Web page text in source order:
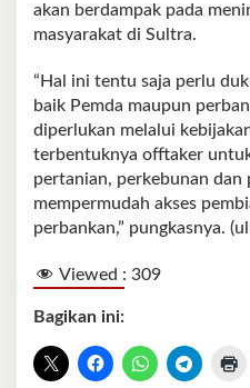
akan berdampak pada
masyarakat di Sultra.
“Hal ini tentu saja perlu
baik Pemda maupun
diperlukan melalui
terbentuknya offtaker
pertanian, perkebunan dan
mempermudah akses
perbankan,” pungkasnya.
Viewed : 309
Bagikan ini: